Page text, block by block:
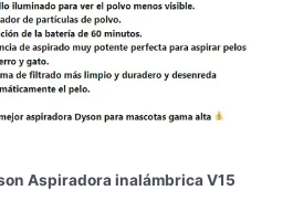
Aspiradora inalámbrica V15